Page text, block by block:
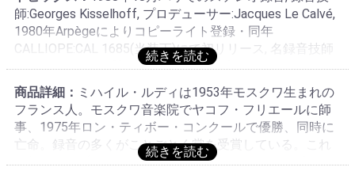
但しアズキ/白土手レーベルと平行発売された可能性もあ
る, 更に古いマトリクス存在するか不明, モノラル存在せ
ず, RIAAカーヴである, CALLIOPE音源のCALLIOPE制作
MPOプレス, 工場:Moulages et Plastiques de l'Ouest, オリ
ジナル, original
Calvé., 印刷:Imprimerie de Sait-Michel. Ambazac, これより
古いタイプ存在せず, シングルタイプある可能性あるが順
序は不明, 供給:WEA Filipacchi Music, オリジナル, original
師:Georges Kisselhoff, プロデューサー:Jacques Le Calvé,
1980年Arpègeによりコピーライト登録・同年
CALLIOPE:CAL 1685(当装丁)にて初リリース, 名録音技師
Georges Kisselhoffが手掛けた優秀録音・オーディオファ
イル!無名に近い若手ピアニストだがロシアン・スクール
の超絶技巧とフランス感性を併せ持った凄腕の持ち主!
商品詳細： ミハイル・ルディは1953年モスクワ生まれの
フランス人。モスクワ音楽院でヤコフ・フリエールに師
事、1975年ロン・ティボー・コンクールで優勝、同時に
亡命。録音の多くがことごとく賞を受賞している。これ
も仏グランプリ・ディスク賞に輝いた。ルディのピアニ